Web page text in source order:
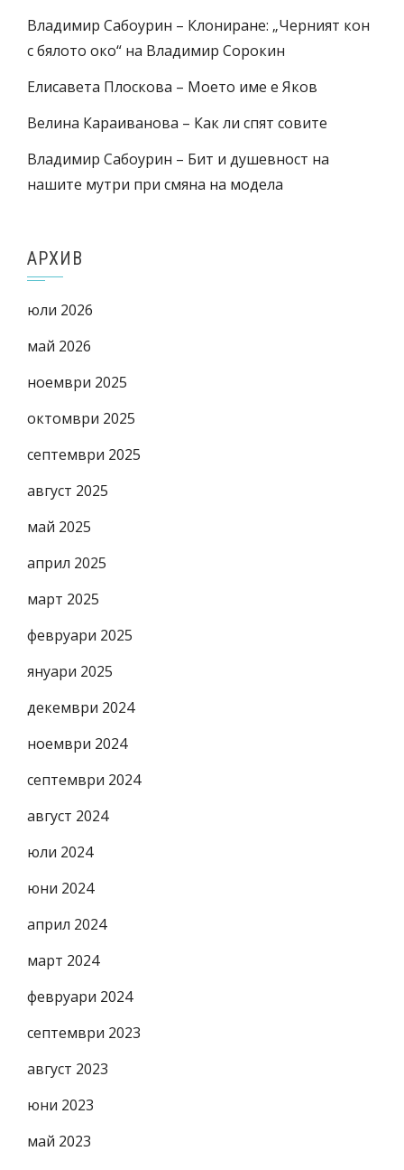
Владимир Сабоурин – Клониране: „Черният кон
с бялото око“ на Владимир Сорокин
Елисавета Плоскова – Моето име е Яков
Велина Караиванова – Как ли спят совите
Владимир Сабоурин – Бит и душевност на
нашите мутри при смяна на модела
АРХИВ
юли 2026
май 2026
ноември 2025
октомври 2025
септември 2025
август 2025
май 2025
април 2025
март 2025
февруари 2025
януари 2025
декември 2024
ноември 2024
септември 2024
август 2024
юли 2024
юни 2024
април 2024
март 2024
февруари 2024
септември 2023
август 2023
юни 2023
май 2023